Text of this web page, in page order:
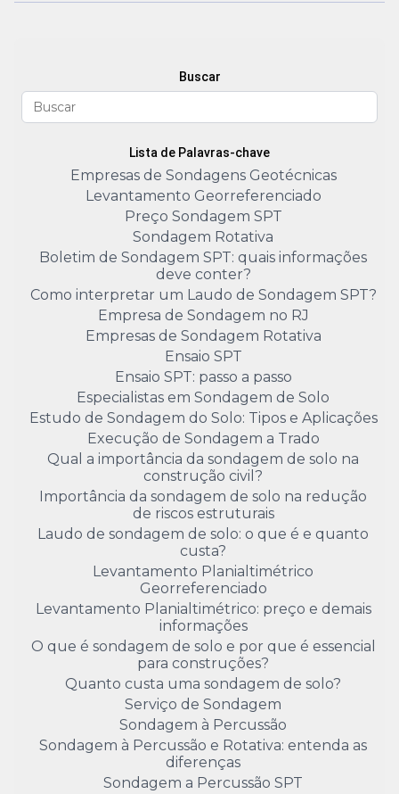
Buscar
Lista de Palavras-chave
Empresas de Sondagens Geotécnicas
Levantamento Georreferenciado
Preço Sondagem SPT
Sondagem Rotativa
Boletim de Sondagem SPT: quais informações
deve conter?
Como interpretar um Laudo de Sondagem SPT?
Empresa de Sondagem no RJ
Empresas de Sondagem Rotativa
Ensaio SPT
Ensaio SPT: passo a passo
Especialistas em Sondagem de Solo
Estudo de Sondagem do Solo: Tipos e Aplicações
Execução de Sondagem a Trado
Qual a importância da sondagem de solo na
construção civil?
Importância da sondagem de solo na redução
de riscos estruturais
Laudo de sondagem de solo: o que é e quanto
custa?
Levantamento Planialtimétrico
Georreferenciado
Levantamento Planialtimétrico: preço e demais
informações
O que é sondagem de solo e por que é essencial
para construções?
Quanto custa uma sondagem de solo?
Serviço de Sondagem
Sondagem à Percussão
Sondagem à Percussão e Rotativa: entenda as
diferenças
Sondagem a Percussão SPT